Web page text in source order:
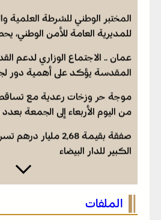
المختبر الوطني للشرطة العلمية
للمديرية العامة للأمن الوطني،
17025”
عمان .. الاجتماع الوزاري لدعم
المقدسة يؤكد على أهمية دور
القدس الشريف
موجة حر وزخات رعدية مع تساقط
من اليوم الأربعاء إلى الجمعة
صفقة بقيمة 2,68
الكبير للدار البيضاء
المختبر الوطني للشرطة العلمية
عمان .. الاجتماع الوزاري لدعم
الملفات